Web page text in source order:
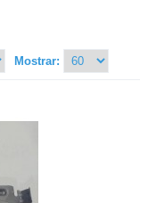
Mostrar: